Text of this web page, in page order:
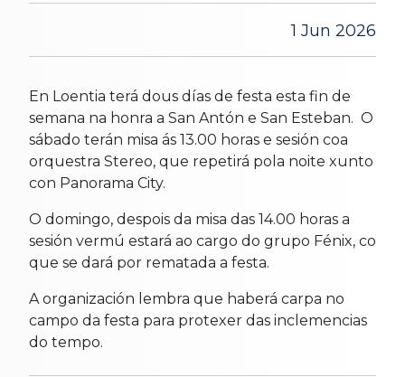
1 Jun 2026
En Loentia terá dous días de festa esta fin de
semana na honra a San Antón e San Esteban. O
sábado terán misa ás 13.00 horas e sesión coa
orquestra Stereo, que repetirá pola noite xunto
con Panorama City.
O domingo, despois da misa das 14.00 horas a
sesión vermú estará ao cargo do grupo Fénix, co
que se dará por rematada a festa.
A organización lembra que haberá carpa no
campo da festa para protexer das inclemencias
do tempo.